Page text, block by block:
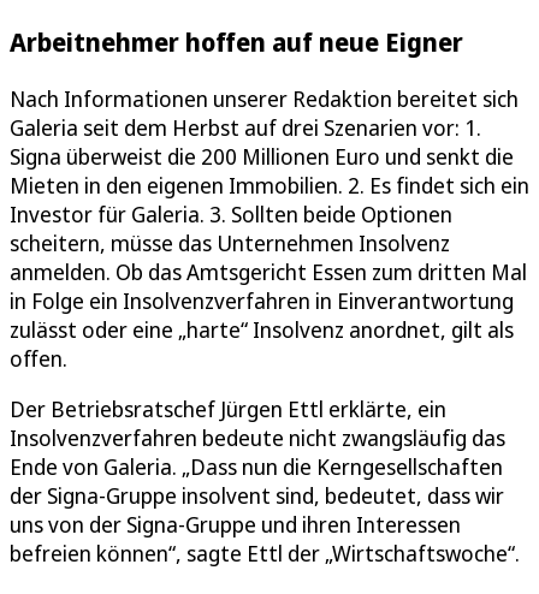
Arbeitnehmer hoffen auf neue Eigner
Nach Informationen unserer Redaktion bereitet sich
Galeria seit dem Herbst auf drei Szenarien vor: 1.
Signa überweist die 200 Millionen Euro und senkt die
Mieten in den eigenen Immobilien. 2. Es findet sich ein
Investor für Galeria. 3. Sollten beide Optionen
scheitern, müsse das Unternehmen Insolvenz
anmelden. Ob das Amtsgericht Essen zum dritten Mal
in Folge ein Insolvenzverfahren in Einverantwortung
zulässt oder eine „harte“ Insolvenz anordnet, gilt als
offen.
Der Betriebsratschef Jürgen Ettl erklärte, ein
Insolvenzverfahren bedeute nicht zwangsläufig das
Ende von Galeria. „Dass nun die Kerngesellschaften
der Signa-Gruppe insolvent sind, bedeutet, dass wir
uns von der Signa-Gruppe und ihren Interessen
befreien können“, sagte Ettl der „Wirtschaftswoche“.